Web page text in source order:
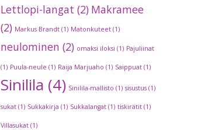
Lettlopi-langat (2) Makramee
(2) Markus Brandt (1) Matonkuteet (1)
neulominen (2) omaksi iloksi (1) Pajuliinat
(1) Puula-neule (1) Raija Marjuaho (1) Saippuat (1)
Sinilila (4) Sinilila-mallisto (1) sisustus (1)
sukat (1) Sukkakirja (1) Sukkalangat (1) tiskirätit (1)
Villasukat (1)